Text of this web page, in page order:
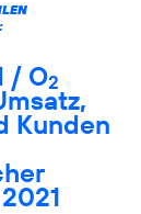
/ O2
Kunden